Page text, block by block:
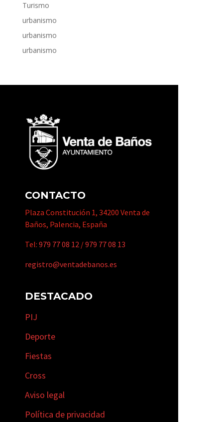
Turismo
urbanismo
urbanismo
urbanismo
CONTACTO
Plaza Constitución 1, 34200 Venta de
Baños, Palencia, España
Tel: 979 77 08 12 /979 77 08 13
registro@ventadebanos.es
DESTACADO
PIJ
Deporte
Fiestas
Cross
Aviso legal
Política de privacidad